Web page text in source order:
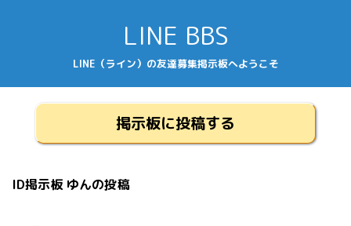
LINE BBS
LINE（ライン）の友達募集掲示板へようこそ
掲示板に投稿する
ID掲示板 ゆんの投稿